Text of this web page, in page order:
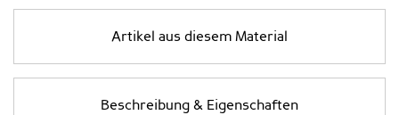
Artikel aus diesem Material
Beschreibung & Eigenschaften